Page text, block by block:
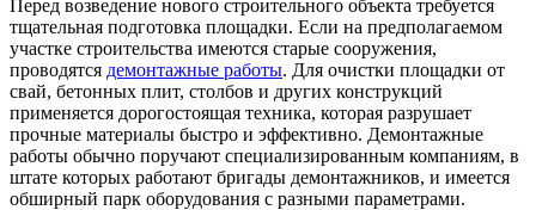
Перед возведение нового строительного объекта требуется
тщательная подготовка площадки. Если на предполагаемом
участке строительства имеются старые сооружения,
проводятся демонтажные работы. Для очистки площадки от
свай, бетонных плит, столбов и других конструкций
применяется дорогостоящая техника, которая разрушает
прочные материалы быстро и эффективно. Демонтажные
работы обычно поручают специализированным компаниям, в
штате которых работают бригады демонтажников, и имеется
обширный парк оборудования с разными параметрами.